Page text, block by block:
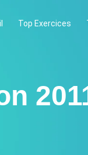
Top Exercices